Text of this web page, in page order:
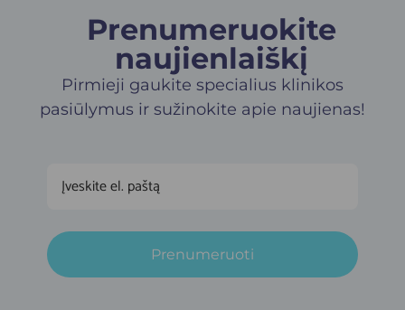
Prenumeruokite
naujienlaiškį​
Pirmieji gaukite specialius klinikos
pasiūlymus ir sužinokite apie naujienas!
Prenumeruoti